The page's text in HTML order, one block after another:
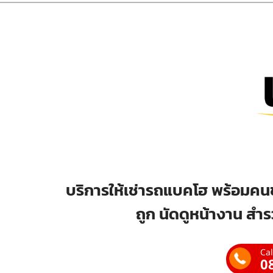
บริการให้เช่ารถแบคโฮ พร้อมค
ถูก นัดดูหน้างาน สำ